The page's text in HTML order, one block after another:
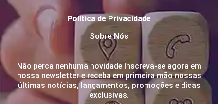
Política de Privacidade
Sobre Nós
Não perca nenhuma novidade Inscreva-se agora em
nossa newsletter e receba em primeira mão nossas
últimas notícias, lançamentos, promoções e dicas
exclusivas.